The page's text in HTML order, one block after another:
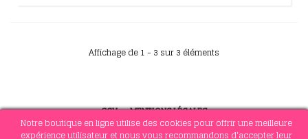
Notre boutique en ligne utilise des cookies pour offrir une meilleure
expérience utilisateur et nous vous recommandons d'accepter leur
Affichage de 1 - 3 sur 3 éléments
CGV-MENTIONS LÉGALES